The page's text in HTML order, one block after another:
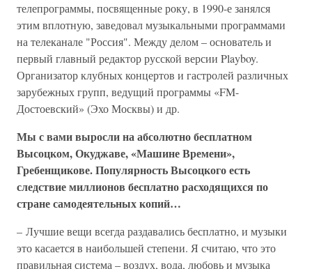
телепрограммы, посвященные року, в 1990-е занялся
этим вплотную, заведовал музыкальными программами
на телеканале "Россия". Между делом – основатель и
первый главный редактор русской версии Playboy.
Организатор клубных концертов и гастролей различных
зарубежных групп, ведущий программы «FM-
Достоевский» (Эхо Москвы) и др.
Мы с вами выросли на абсолютно бесплатном
Высоцком, Окуджаве, «Машине Времени»,
Гребенщикове. Популярность Высоцкого есть
следствие миллионов бесплатно расходящихся по
стране самодеятельных копий…
– Лучшие вещи всегда раздавались бесплатно, и музыки
это касается в наибольшей степени. Я считаю, что это
правильная система – воздух, вода, любовь и музыка